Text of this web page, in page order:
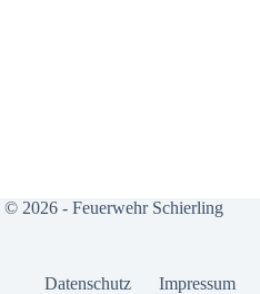
© 2026 - Feuerwehr Schierling
Daten­schutz Impres­sum